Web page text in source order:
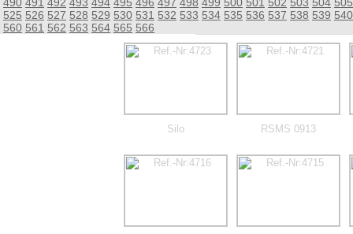
525 526 527 528 529 530 531 532 533 534 535 536 537 538 539 540
560 561 562 563 564 565 566
Silo RSMS 0913